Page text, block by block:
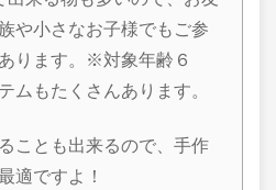
や小さなお子様でもご参
ります。※対象年齢６
ムもたくさんあります。
ことも出来るので、手作
適ですよ！